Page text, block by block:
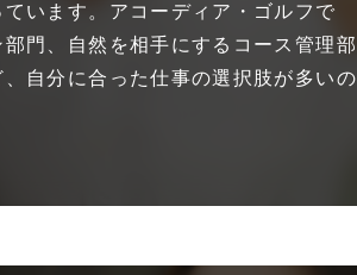
います。アコーディア・ゴルフで
門、自然を相手にするコース管理部
自分に合った仕事の選択肢が多いの